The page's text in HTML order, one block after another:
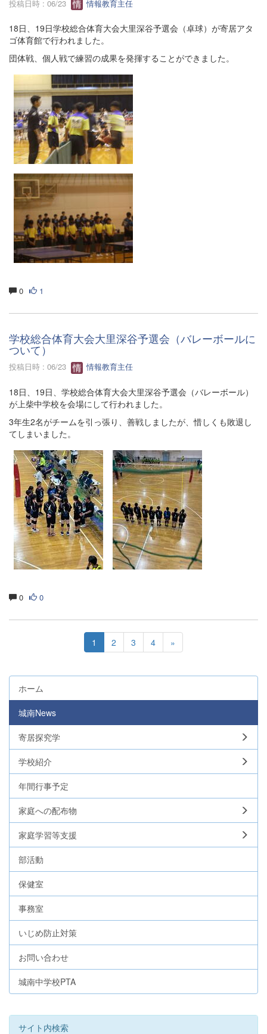
投稿日時 : 06/23 情報教育主任
18日、19日学校総合体育大会大里深谷予選会（卓球）が寄居アタ
ゴ体育館で行われました。
団体戦、個人戦で練習の成果を発揮することができました。
0 1
学校総合体育大会大里深谷予選会（バレーボールに
ついて）
投稿日時 : 06/23 情報教育主任
18日、19日、学校総合体育大会大里深谷予選会（バレーボール）
が上柴中学校を会場にして行われました。
3年生2名がチームを引っ張り、善戦しましたが、惜しくも敗退し
てしまいました。
0 0
1 2 3 4 »
ホーム
城南News
寄居探究学
学校紹介
年間行事予定
家庭への配布物
家庭学習等支援
部活動
保健室
事務室
いじめ防止対策
お問い合わせ
城南中学校PTA
サイト内検索